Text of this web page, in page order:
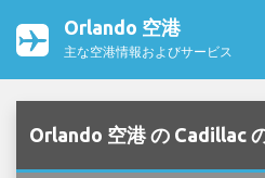
Orlando 空港
主な空港情報およびサービス
Orlando 空港 の Cadillac